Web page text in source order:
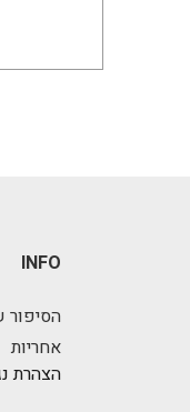
INFO
הסיפור
אחריות
הצהרת